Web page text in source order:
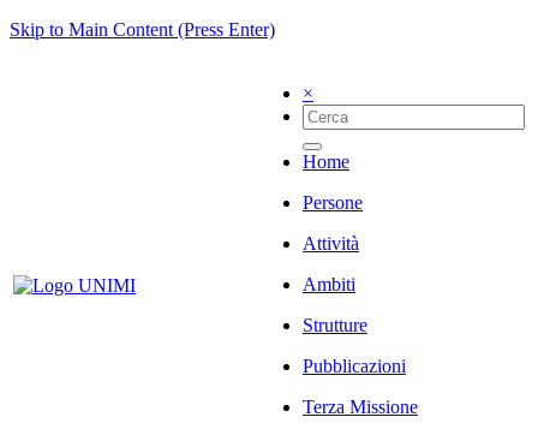
Skip to Main Content (Press Enter)
×
Home
Persone
Attività
Ambiti
Strutture
Pubblicazioni
Terza Missione